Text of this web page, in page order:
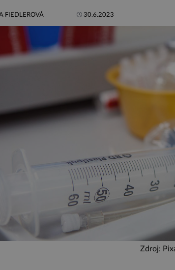
FIEDLEROVÁ 30.6.2023
Zdroj: